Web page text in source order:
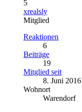
5
xrealsly
Mitglied
Reaktionen
6
Beiträge
19
Mitglied seit
8. Juni 2016
Wohnort
Warendorf